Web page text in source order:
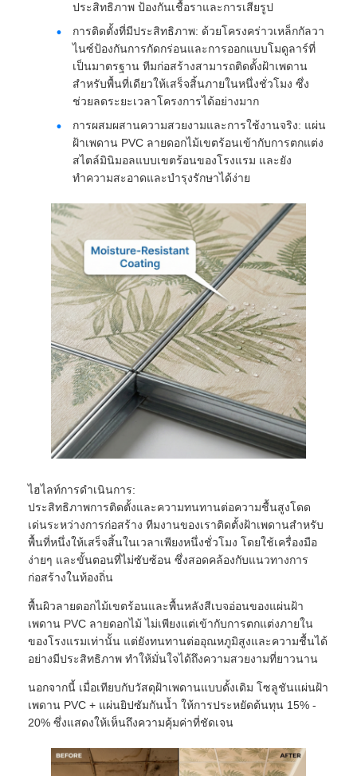
ประสิทธิภาพ ป้องกันเชื้อราและการเสียรูป
การติดตั้งที่มีประสิทธิภาพ: ด้วยโครงคร่าวเหล็กกัลวา
ไนซ์ป้องกันการกัดกร่อนและการออกแบบโมดูลาร์ที่
เป็นมาตรฐาน ทีมก่อสร้างสามารถติดตั้งฝ้าเพดาน
สำหรับพื้นที่เดียวให้เสร็จสิ้นภายในหนึ่งชั่วโมง ซึ่ง
ช่วยลดระยะเวลาโครงการได้อย่างมาก
การผสมผสานความสวยงามและการใช้งานจริง: แผ่น
ฝ้าเพดาน PVC ลายดอกไม้เขตร้อนเข้ากับการตกแต่ง
สไตล์มินิมอลแบบเขตร้อนของโรงแรม และยัง
ทำความสะอาดและบำรุงรักษาได้ง่าย
ไฮไลท์การดำเนินการ:
ประสิทธิภาพการติดตั้งและความทนทานต่อความชื้นสูงโดด
เด่นระหว่างการก่อสร้าง ทีมงานของเราติดตั้งฝ้าเพดานสำหรับ
พื้นที่หนึ่งให้เสร็จสิ้นในเวลาเพียงหนึ่งชั่วโมง โดยใช้เครื่องมือ
ง่ายๆ และขั้นตอนที่ไม่ซับซ้อน ซึ่งสอดคล้องกับแนวทางการ
ก่อสร้างในท้องถิ่น
พื้นผิวลายดอกไม้เขตร้อนและพื้นหลังสีเบจอ่อนของแผ่นฝ้า
เพดาน PVC ลายดอกไม้ ไม่เพียงแต่เข้ากับการตกแต่งภายใน
ของโรงแรมเท่านั้น แต่ยังทนทานต่ออุณหภูมิสูงและความชื้นได้
อย่างมีประสิทธิภาพ ทำให้มั่นใจได้ถึงความสวยงามที่ยาวนาน
นอกจากนี้ เมื่อเทียบกับวัสดุฝ้าเพดานแบบดั้งเดิม โซลูชันแผ่นฝ้า
เพดาน PVC + แผ่นยิปซัมกันน้ำ ให้การประหยัดต้นทุน 15% -
20% ซึ่งแสดงให้เห็นถึงความคุ้มค่าที่ชัดเจน